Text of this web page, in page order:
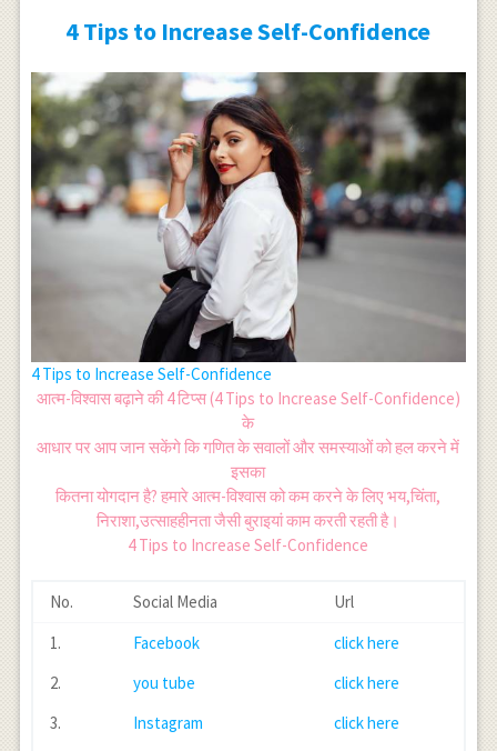
4 Tips to Increase Self-Confidence
4 Tips to Increase Self-Confidence
आत्म-विश्वास बढ़ाने की 4 टिप्स (4 Tips to Increase Self-Confidence)
के
आधार पर आप जान सकेंगे कि गणित के सवालों और समस्याओं को हल करने में
इसका
कितना योगदान है? हमारे आत्म-विश्वास को कम करने के लिए भय,चिंता,
निराशा,उत्साहहीनता जैसी बुराइयां काम करती रहती है।
4 Tips to Increase Self-Confidence
No. Social Media
Url
1.
Facebook
click here
2.
you tube
click here
3.
Instagram click here